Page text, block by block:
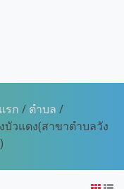
รก / ตำบล /
บัวแดง(สาขาตำบลวัง